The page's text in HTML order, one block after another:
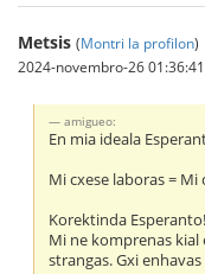
Metsis (Montri la profilon)
2024-novembro-26 01:36:41
amigueo:
En mia ideala
Mi cxese laboras = Mi
Korektinda Esperanto!
Mi ne komprenas kial
strangas. Gxi